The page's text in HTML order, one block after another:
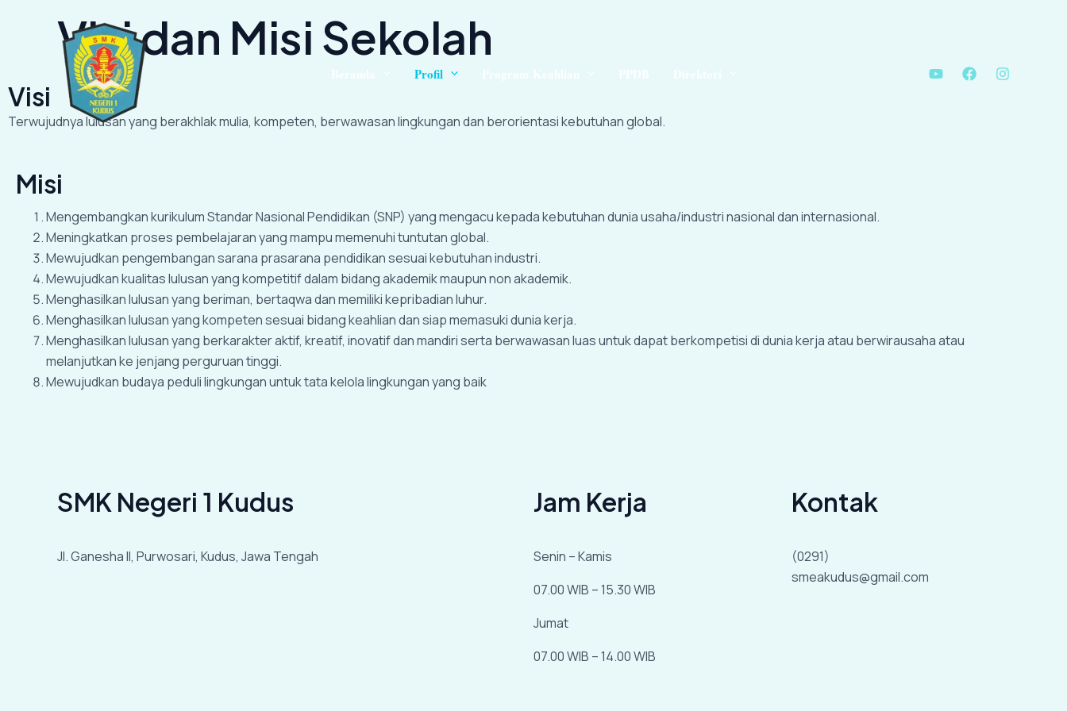
Profil
Visi dan Misi Sekolah
Visi
Terwujudnya lulusan yang berakhlak mulia, kompeten, berwawasan lingkungan dan berorientasi kebutuhan global.
Misi
Mengembangkan kurikulum Standar Nasional Pendidikan (SNP) yang mengacu kepada kebutuhan dunia usaha/industri nasional dan internasional.
Meningkatkan proses pembelajaran yang mampu memenuhi tuntutan global.
Mewujudkan pengembangan sarana prasarana pendidikan sesuai kebutuhan industri.
Mewujudkan kualitas lulusan yang kompetitif dalam bidang akademik maupun non akademik.
Menghasilkan lulusan yang beriman, bertaqwa dan memiliki kepribadian luhur.
Menghasilkan lulusan yang kompeten sesuai bidang keahlian dan siap memasuki dunia kerja.
Menghasilkan lulusan yang berkarakter aktif, kreatif, inovatif dan mandiri serta berwawasan luas untuk dapat berkompetisi di dunia kerja atau berwirausaha atau
melanjutkan ke jenjang perguruan tinggi.
Mewujudkan budaya peduli lingkungan untuk tata kelola lingkungan yang baik
SMK Negeri 1 Kudus
Jl. Ganesha II, Purwosari, Kudus, Jawa Tengah
Jam Kerja
Senin – Kamis
07.00 WIB – 15.30 WIB
Jumat
07.00 WIB – 14.00 WIB
Kontak
(0291)
smeakudus@gmail.com